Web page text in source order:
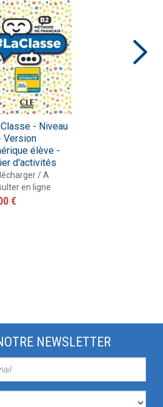
- Niveau
Version
élève -
d'activités
/ A
en ligne
€
NEWSLETTER